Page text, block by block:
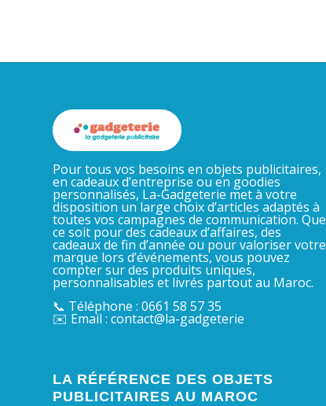
Pour tous vos besoins en objets publicitaires,
en cadeaux d’entreprise ou en goodies
personnalisés, La-Gadgeterie met à votre
disposition un large choix d’articles adaptés à
toutes vos campagnes de communication. Que
ce soit pour des cadeaux d’affaires, des
cadeaux de fin d’année ou pour valoriser votre
marque lors d’événements, vous pouvez
compter sur des produits uniques,
personnalisables et livrés partout au Maroc.
📞 Téléphone : 0661 58 57 35
✉️ Email : contact@la-gadgeterie
LA RÉFÉRENCE DES OBJETS
PUBLICITAIRES AU MAROC